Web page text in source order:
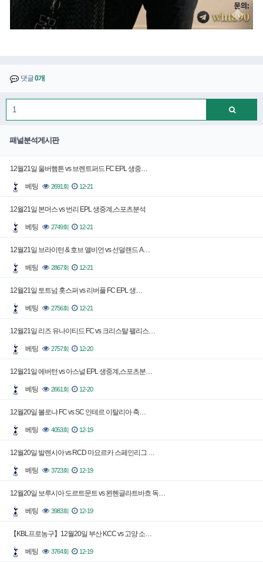
댓글0개
패널분석게시판
12월21일 울버햄튼 vs 브렌트퍼드 FC EPL 생중…
베팅 2691회 12-21
12월21일 본머스 vs 번리 EPL 생중계,스포츠분석
베팅 2749회 12-21
12월21일 브라이턴 & 호브 앨비언 vs 선덜랜드 A…
베팅 2867회 12-21
12월21일 토트넘 홋스퍼 vs 리버풀 FC EPL 생…
베팅 2756회 12-21
12월21일 리즈 유나이티드 FC vs 크리스탈 팰리스…
베팅 2757회 12-20
12월21일 에버턴 vs 아스널 EPL 생중계,스포츠분…
베팅 2661회 12-20
12월20일 볼로냐 FC vs SC 인테르 이탈리아 축…
베팅 4053회 12-19
12월20일 발렌시아 vs RCD 마요르카 스페인리그 …
베팅 3723회 12-19
12월20일 보루시아 도르트문트 vs 묀헨글라트바흐 독…
베팅 3983회 12-19
【KBL프로농구】12월20일 부산 KCC vs 고양 소…
베팅 3764회 12-19